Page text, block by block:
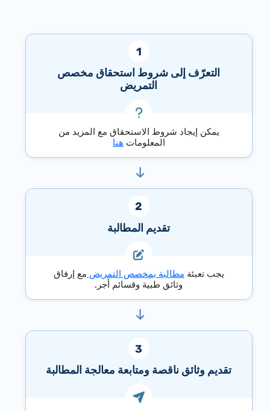
التعرّف إلى شروط استحقاق مخصص
التمريض
يمكن إيجاد شروط الاستحقاق مع المزيد من
المعلوماتهنا
تقديم المطالبة
يجب تعبئةمطالبة بمخصص التمريضمع إرفاق
وثائق طبية وقسائم أجر.
تقديم وثائق ناقصة ومتابعة معالجة المطالبة